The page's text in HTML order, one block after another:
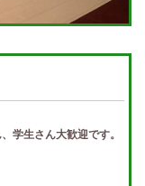
学生さん大歓迎です。